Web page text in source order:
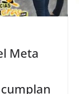
Meta